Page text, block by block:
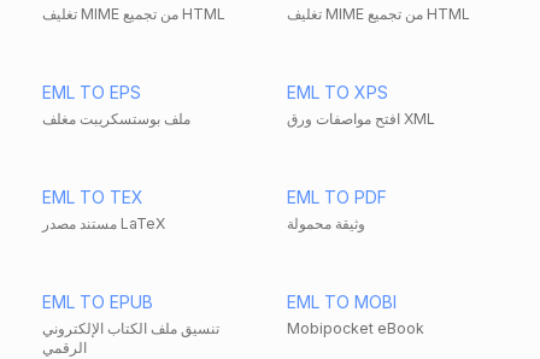
تغليف MIME من تجميع HTML تغليف MIME من تجميع HTML
EML TO EPS
ملف بوستسكريبت مغلف
EML TO XPS
افتح مواصفات ورق XML
EML TO TEX
مستند مصدر LaTeX
EML TO PDF
وثيقة محمولة
EML TO EPUB
تنسيق ملف الكتاب الإلكتروني
الرقمي
EML TO MOBI
Mobipocket eBook